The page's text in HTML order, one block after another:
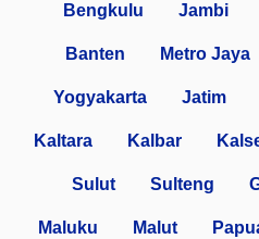
Bengkulu Jambi
Banten Metro Jaya
Yogyakarta Jatim
Kaltara Kalbar
Sulut Sulteng
Maluku Malut